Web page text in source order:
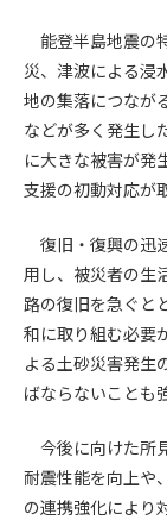
能登半島地震の
災、津波による浸
地の集落につなが
などが多く発生し
に大きな被害が発
支援の初動対応が
復旧・復興の迅
用し、被災者の生
路の復旧を急ぐと
和に取り組む必要
よる土砂災害発生
ばならないことも
今後に向けた所
耐震性能を向上や
の連携強化により
第4条（会員審
会員とは、本規
後、管理者がこ
第4条（会員の
1. 管理者は前条
員としての権
(1) 会員申し込
(2) 本規約に違
(3) 会員申し込
(4) 会員申込者
理を行わな
2. 管理者は承認
当することが
ます。